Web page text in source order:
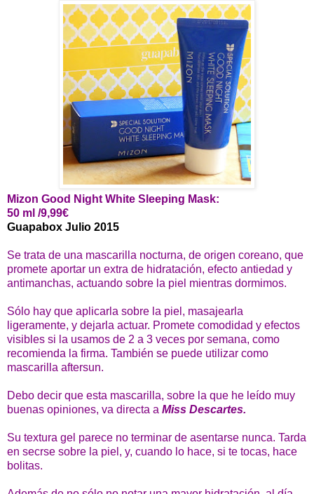
Mizon Good Night White Sleeping Mask:
50 ml /9,99€
Guapabox Julio 2015
Se trata de una mascarilla nocturna, de origen coreano, que
promete aportar un extra de hidratación, efecto antiedad y
antimanchas, actuando sobre la piel mientras dormimos.
Sólo hay que aplicarla sobre la piel, masajearla
ligeramente, y dejarla actuar. Promete comodidad y efectos
visibles si la usamos de 2 a 3 veces por semana, como
recomienda la firma. También se puede utilizar como
mascarilla aftersun.
Debo decir que esta mascarilla, sobre la que he leído muy
buenas opiniones, va directa a Miss Descartes.
Su textura gel parece no terminar de asentarse nunca. Tarda
en secrse sobre la piel, y, cuando lo hace, si te tocas, hace
bolitas.